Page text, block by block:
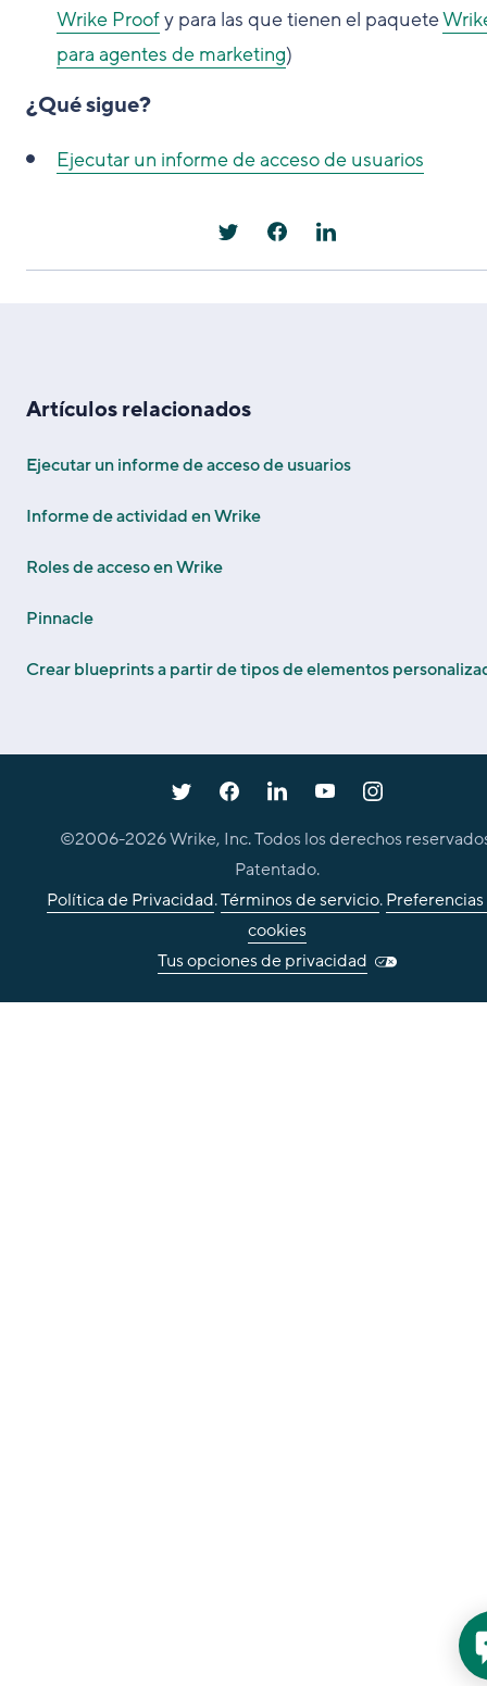
Wrike Proofy para las que tienen el paquete
para agentes de marketing)
¿Qué sigue?
Ejecutar un informe de acceso de usuarios
Artículos relacionados
Ejecutar un informe de acceso de usuarios
Informe de actividad en Wrike
Roles de acceso en Wrike
Pinnacle
Crear blueprints a partir de tipos de elementos
©2006-2026Wrike, Inc. Todos los derechos
Patentado.
Política de Privacidad.Términos de servicio.
cookies
Tus opciones de privacidad